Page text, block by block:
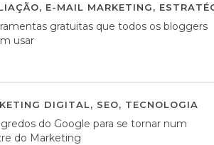
, E-MAIL MARKETING,
gratuitas que todos os bloggers
usar
DIGITAL, SEO, TECNOLOGIA
do Google para se tornar num
do Marketing